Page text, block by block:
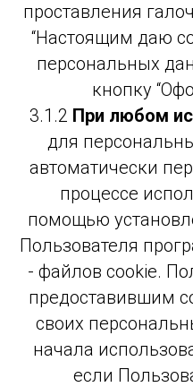
проставления
“Настоящим даю
персональных
кнопку
3.1.2 При любом
для
автоматически
процессе
помощью
Пользователя
- файлов cookie.
предоставившим
своих
начала
если